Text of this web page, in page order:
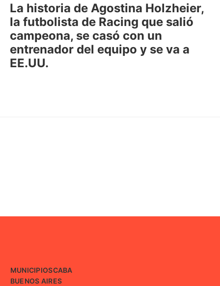
La historia de Agostina Holzheier,
la futbolista de Racing que salió
campeona, se casó con un
entrenador del equipo y se va a
EE.UU.
MUNICIPIOSCABA
BUENOS AIRES